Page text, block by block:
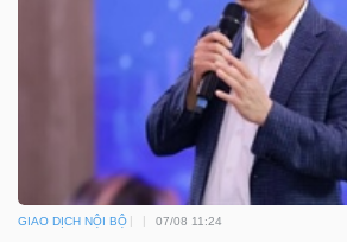
GIAO DỊCH NỘI BỘ 07/08 11:24
SẢN